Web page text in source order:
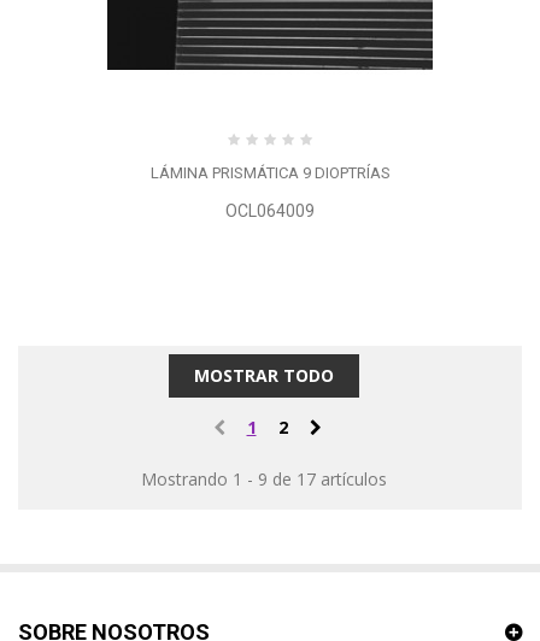
LÁMINA PRISMÁTICA 9 DIOPTRÍAS
OCL064009
MOSTRAR TODO
1 2
Mostrando 1 - 9 de 17 artículos
SOBRE NOSOTROS